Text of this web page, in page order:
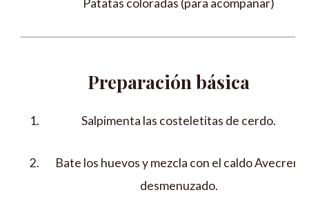
Preparación básica
Salpimenta las costeletitas de cerdo.
Bate los huevos y mezcla con el caldo Avecrem
desmenuzado.